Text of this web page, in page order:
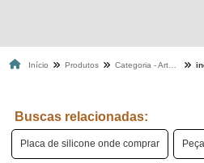
Início Produtos
Buscas relacionadas:
Placa de silicone onde comprar